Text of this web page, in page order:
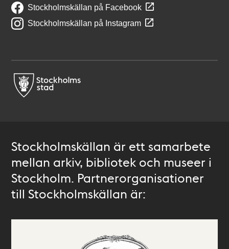
Stockholmskällan på Facebook
Stockholmskällan på Instagram
Stockholmskällan är ett samarbete
mellan arkiv, bibliotek och museer i
Stockholm. Partnerorganisationer
till Stockholmskällan är: